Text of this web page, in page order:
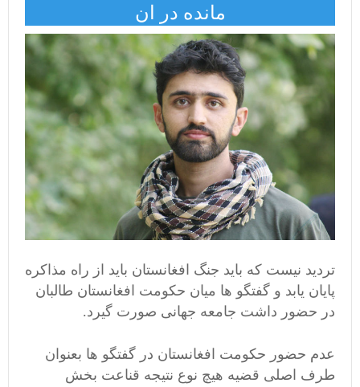
مانده در ان
تردید نیست که باید جنگ افغانستان باید از راه مذاکره
پایان یابد و گفتگو ها میان حکومت افغانستان طالبان
در حضور داشت جامعه جهانی صورت گیرد.
عدم حضور حکومت افغانستان در گفتگو ها بعنوان
طرف اصلی قضیه هیچ نوع نتیجه قناعت بخش